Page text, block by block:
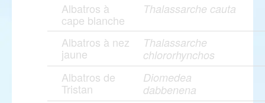
Albatros à
cape blanche
Thalassarche cauta
Albatros à nez
jaune
Thalassarche
chlororhynchos
Albatros de
Tristan
Diomedea
dabbenena